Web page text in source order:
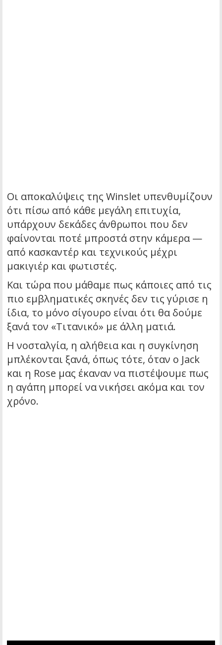
Οι αποκαλύψεις της Winslet υπενθυμίζουν
ότι πίσω από κάθε μεγάλη επιτυχία,
υπάρχουν δεκάδες άνθρωποι που δεν
φαίνονται ποτέ μπροστά στην κάμερα —
από κασκαντέρ και τεχνικούς μέχρι
μακιγιέρ και φωτιστές.
Και τώρα που μάθαμε πως κάποιες από τις
πιο εμβληματικές σκηνές δεν τις γύρισε η
ίδια, το μόνο σίγουρο είναι ότι θα δούμε
ξανά τον «Τιτανικό» με άλλη ματιά.
Η νοσταλγία, η αλήθεια και η συγκίνηση
μπλέκονται ξανά, όπως τότε, όταν ο Jack
και η Rose μας έκαναν να πιστέψουμε πως
η αγάπη μπορεί να νικήσει ακόμα και τον
χρόνο.